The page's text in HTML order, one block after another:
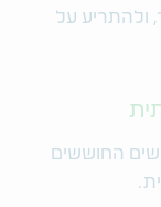
ולהתריע על
החוששים